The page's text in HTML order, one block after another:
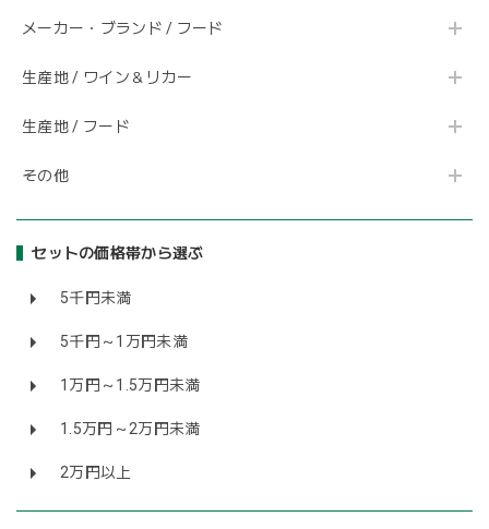
メーカー・ブランド / フード
生産地 / ワイン＆リカー
生産地 / フード
その他
セットの価格帯から選ぶ
5千円未満
5千円～1万円未満
1万円～1.5万円未満
1.5万円～2万円未満
2万円以上